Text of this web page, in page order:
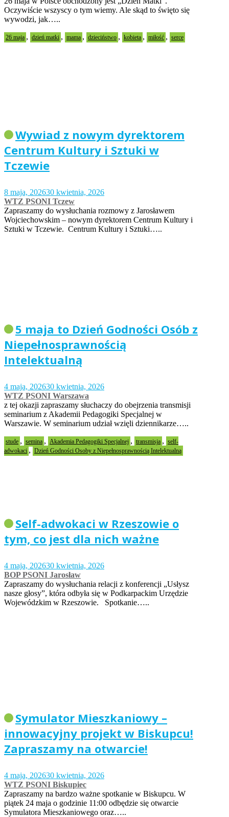
Oczywiście wszyscy o tym wiemy. Ale skąd to święto się
wywodzi, jak…..
26 maja , dzień matki , mama , dzieciństwo , kobieta , miłość , serce
Wywiad z nowym dyrektorem
Centrum Kultury i Sztuki w
Tczewie
8 maja, 202630 kwietnia, 2026
WTZ PSONI Tczew
Zapraszamy do wysłuchania rozmowy z Jarosławem
Wojciechowskim – nowym dyrektorem Centrum Kultury i
Sztuki w Tczewie. Centrum Kultury i Sztuki…..
5 maja to Dzień Godności Osób z
Niepełnosprawnością
Intelektualną
4 maja, 202630 kwietnia, 2026
WTZ PSONI Warszawa
z tej okazji zapraszamy słuchaczy do obejrzenia transmisji
seminarium z Akademii Pedagogiki Specjalnej w
Warszawie. W seminarium udział wzięli dziennikarze…..
stude , semina , Akademia Pedagogiki Specjalnej , transmisja , self-
adwokaci , Dzień Godności Osoby z Niepełnosprawnością Intelektualną
Self-adwokaci w Rzeszowie o
tym, co jest dla nich ważne
4 maja, 202630 kwietnia, 2026
BOP PSONI Jarosław
Zapraszamy do wysłuchania relacji z konferencji „Usłysz
nasze głosy”, która odbyła się w Podkarpackim Urzędzie
Wojewódzkim w Rzeszowie. Spotkanie…..
Symulator Mieszkaniowy –
innowacyjny projekt w Biskupcu!
Zapraszamy na otwarcie!
4 maja, 202630 kwietnia, 2026
WTZ PSONI Biskupiec
Zapraszamy na bardzo ważne spotkanie w Biskupcu. W
piątek 24 maja o godzinie 11:00 odbędzie się otwarcie
Symulatora Mieszkaniowego oraz…..